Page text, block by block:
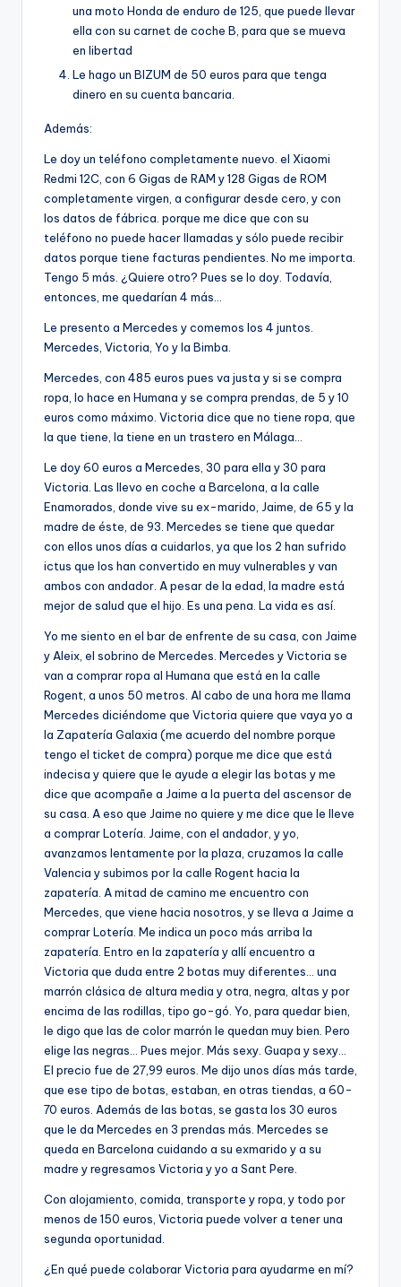
una moto Honda de enduro de 125, que puede llevar
ella con su carnet de coche B, para que se mueva
en libertad
Le hago un BIZUM de 50 euros para que tenga
dinero en su cuenta bancaria.
Además:
Le doy un teléfono completamente nuevo. el Xiaomi
Redmi 12C, con 6 Gigas de RAM y 128 Gigas de ROM
completamente virgen, a configurar desde cero, y con
los datos de fábrica. porque me dice que con su
teléfono no puede hacer llamadas y sólo puede recibir
datos porque tiene facturas pendientes. No me importa.
Tengo 5 más. ¿Quiere otro? Pues se lo doy. Todavía,
entonces, me quedarían 4 más…
Le presento a Mercedes y comemos los 4 juntos.
Mercedes, Victoria, Yo y la Bimba.
Mercedes, con 485 euros pues va justa y si se compra
ropa, lo hace en Humana y se compra prendas, de 5 y 10
euros como máximo. Victoria dice que no tiene ropa, que
la que tiene, la tiene en un trastero en Málaga…
Le doy 60 euros a Mercedes, 30 para ella y 30 para
Victoria. Las llevo en coche a Barcelona, a la calle
Enamorados, donde vive su ex-marido, Jaime, de 65 y la
madre de éste, de 93. Mercedes se tiene que quedar
con ellos unos días a cuidarlos, ya que los 2 han sufrido
ictus que los han convertido en muy vulnerables y van
ambos con andador. A pesar de la edad, la madre está
mejor de salud que el hijo. Es una pena. La vida es así.
Yo me siento en el bar de enfrente de su casa, con Jaime
y Aleix, el sobrino de Mercedes. Mercedes y Victoria se
van a comprar ropa al Humana que está en la calle
Rogent, a unos 50 metros. Al cabo de una hora me llama
Mercedes diciéndome que Victoria quiere que vaya yo a
la Zapatería Galaxia (me acuerdo del nombre porque
tengo el ticket de compra) porque me dice que está
indecisa y quiere que le ayude a elegir las botas y me
dice que acompañe a Jaime a la puerta del ascensor de
su casa. A eso que Jaime no quiere y me dice que le lleve
a comprar Lotería. Jaime, con el andador, y yo,
avanzamos lentamente por la plaza, cruzamos la calle
Valencia y subimos por la calle Rogent hacia la
zapatería. A mitad de camino me encuentro con
Mercedes, que viene hacia nosotros, y se lleva a Jaime a
comprar Lotería. Me indica un poco más arriba la
zapatería. Entro en la zapatería y allí encuentro a
Victoria que duda entre 2 botas muy diferentes… una
marrón clásica de altura media y otra, negra, altas y por
encima de las rodillas, tipo go-gó. Yo, para quedar bien,
le digo que las de color marrón le quedan muy bien. Pero
elige las negras… Pues mejor. Más sexy. Guapa y sexy…
El precio fue de 27,99 euros. Me dijo unos días más tarde,
que ese tipo de botas, estaban, en otras tiendas, a 60-
70 euros. Además de las botas, se gasta los 30 euros
que le da Mercedes en 3 prendas más. Mercedes se
queda en Barcelona cuidando a su exmarido y a su
madre y regresamos Victoria y yo a Sant Pere.
Con alojamiento, comida, transporte y ropa, y todo por
menos de 150 euros, Victoria puede volver a tener una
segunda oportunidad.
¿En qué puede colaborar Victoria para ayudarme en mí?